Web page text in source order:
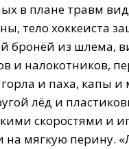
в плане травм
тело хоккеиста
бронёй из шлема,
и налокотников,
и паха, капы и
лёд и
скоростями и
на мягкую перину.